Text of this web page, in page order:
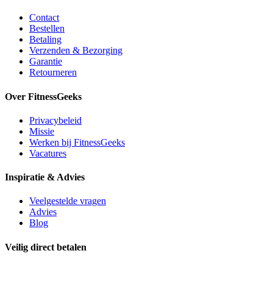
Contact
Bestellen
Betaling
Verzenden & Bezorging
Garantie
Retourneren
Over FitnessGeeks
Privacybeleid
Missie
Werken bij FitnessGeeks
Vacatures
Inspiratie & Advies
Veelgestelde vragen
Advies
Blog
Veilig direct betalen